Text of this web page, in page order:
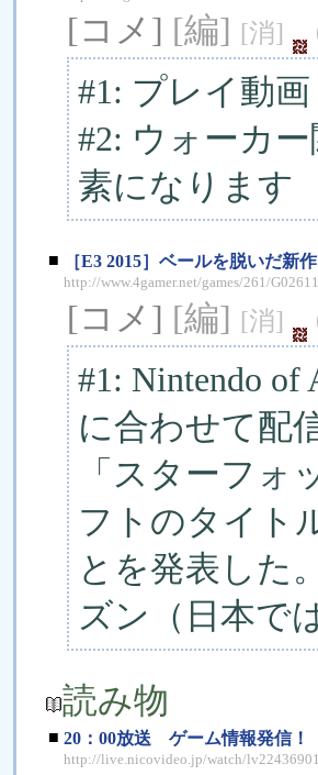
[コメ] [編] [消]
#1: プレイ動画
#2: ウォーカ
素になります
■ ［E3 2015］ベールを脱いだ新
http://www.4gamer.net/games/261/
[コメ] [編] [消]
#1: Nintendo of
に合わせて配
「スターフ
フトのタイト
とを発表した
ズン（日本で
読み物
■ 20：00放送 ゲーム情報発信
http://live.nicovideo.jp/watch/